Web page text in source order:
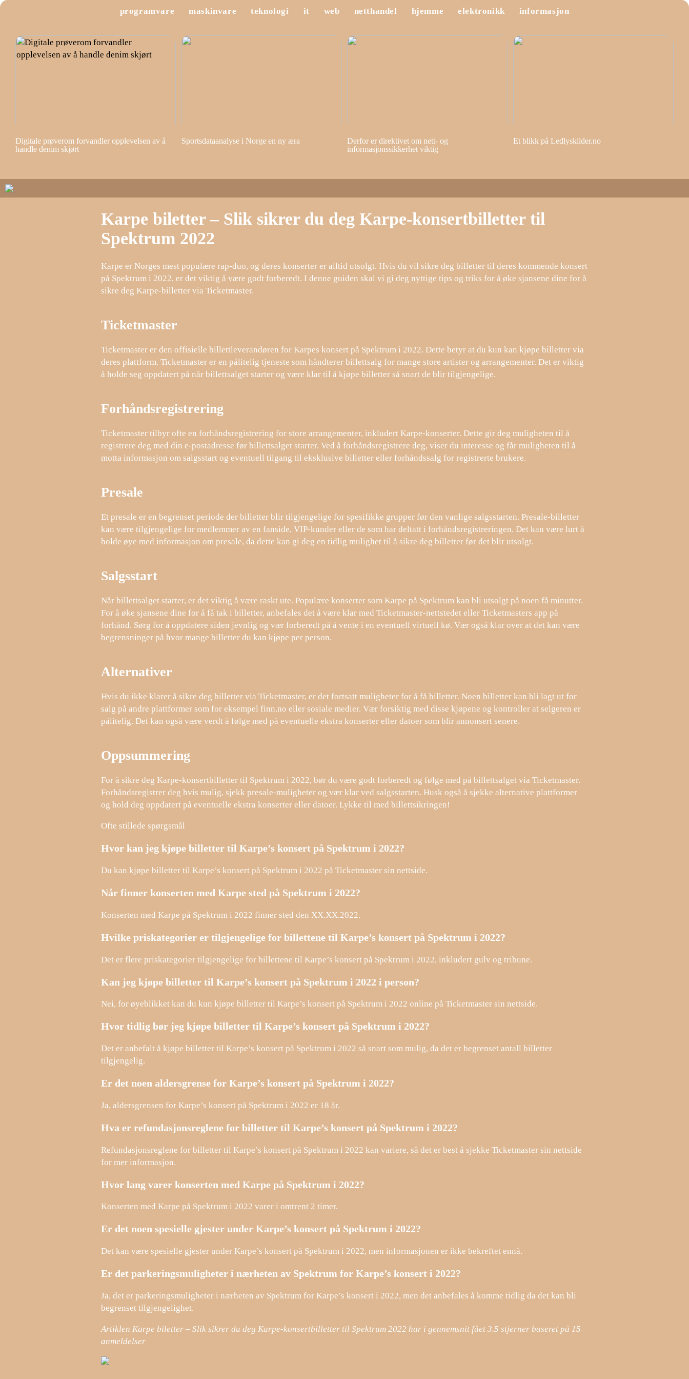
programvare maskinvare teknologi it web netthandel hjemme elektronikk informasjon
Digitale prøverom forvandler opplevelsen av å
handle denim skjørt
Sportsdataanalyse i Norge en ny æra
Derfor er direktivet om nett- og
informasjonssikkerhet viktig
Et blikk på Ledlyskilder.no
Karpe biletter – Slik sikrer du deg Karpe-konsertbilletter til
Spektrum 2022
Karpe er Norges mest populære rap-duo, og deres konserter er alltid utsolgt. Hvis du vil sikre deg billetter til deres kommende konsert
på Spektrum i 2022, er det viktig å være godt forberedt. I denne guiden skal vi gi deg nyttige tips og triks for å øke sjansene dine for å
sikre deg Karpe-billetter via Ticketmaster.
Ticketmaster
Ticketmaster er den offisielle billettleverandøren for Karpes konsert på Spektrum i 2022. Dette betyr at du kun kan kjøpe billetter via
deres plattform. Ticketmaster er en pålitelig tjeneste som håndterer billettsalg for mange store artister og arrangementer. Det er viktig
å holde seg oppdatert på når billettsalget starter og være klar til å kjøpe billetter så snart de blir tilgjengelige.
Forhåndsregistrering
Ticketmaster tilbyr ofte en forhåndsregistrering for store arrangementer, inkludert Karpe-konserter. Dette gir deg muligheten til å
registrere deg med din e-postadresse før billettsalget starter. Ved å forhåndsregistrere deg, viser du interesse og får muligheten til å
motta informasjon om salgsstart og eventuell tilgang til eksklusive billetter eller forhåndssalg for registrerte brukere.
Presale
Et presale er en begrenset periode der billetter blir tilgjengelige for spesifikke grupper før den vanlige salgsstarten. Presale-billetter
kan være tilgjengelige for medlemmer av en fanside, VIP-kunder eller de som har deltatt i forhåndsregistreringen. Det kan være lurt å
holde øye med informasjon om presale, da dette kan gi deg en tidlig mulighet til å sikre deg billetter før det blir utsolgt.
Salgsstart
Når billettsalget starter, er det viktig å være raskt ute. Populære konserter som Karpe på Spektrum kan bli utsolgt på noen få minutter.
For å øke sjansene dine for å få tak i billetter, anbefales det å være klar med Ticketmaster-nettstedet eller Ticketmasters app på
forhånd. Sørg for å oppdatere siden jevnlig og vær forberedt på å vente i en eventuell virtuell kø. Vær også klar over at det kan være
begrensninger på hvor mange billetter du kan kjøpe per person.
Alternativer
Hvis du ikke klarer å sikre deg billetter via Ticketmaster, er det fortsatt muligheter for å få billetter. Noen billetter kan bli lagt ut for
salg på andre plattformer som for eksempel finn.no eller sosiale medier. Vær forsiktig med disse kjøpene og kontroller at selgeren er
pålitelig. Det kan også være verdt å følge med på eventuelle ekstra konserter eller datoer som blir annonsert senere.
Oppsummering
For å sikre deg Karpe-konsertbilletter til Spektrum i 2022, bør du være godt forberedt og følge med på billettsalget via Ticketmaster.
Forhåndsregistrer deg hvis mulig, sjekk presale-muligheter og vær klar ved salgsstarten. Husk også å sjekke alternative plattformer
og hold deg oppdatert på eventuelle ekstra konserter eller datoer. Lykke til med billettsikringen!
Ofte stillede spørgsmål
Hvor kan jeg kjøpe billetter til Karpe’s konsert på Spektrum i 2022?
Du kan kjøpe billetter til Karpe’s konsert på Spektrum i 2022 på Ticketmaster sin nettside.
Når finner konserten med Karpe sted på Spektrum i 2022?
Konserten med Karpe på Spektrum i 2022 finner sted den XX.XX.2022.
Hvilke priskategorier er tilgjengelige for billettene til Karpe’s konsert på Spektrum i 2022?
Det er flere priskategorier tilgjengelige for billettene til Karpe’s konsert på Spektrum i 2022, inkludert gulv og tribune.
Kan jeg kjøpe billetter til Karpe’s konsert på Spektrum i 2022 i person?
Nei, for øyeblikket kan du kun kjøpe billetter til Karpe’s konsert på Spektrum i 2022 online på Ticketmaster sin nettside.
Hvor tidlig bør jeg kjøpe billetter til Karpe’s konsert på Spektrum i 2022?
Det er anbefalt å kjøpe billetter til Karpe’s konsert på Spektrum i 2022 så snart som mulig, da det er begrenset antall billetter
tilgjengelig.
Er det noen aldersgrense for Karpe’s konsert på Spektrum i 2022?
Ja, aldersgrensen for Karpe’s konsert på Spektrum i 2022 er 18 år.
Hva er refundasjonsreglene for billetter til Karpe’s konsert på Spektrum i 2022?
Refundasjonsreglene for billetter til Karpe’s konsert på Spektrum i 2022 kan variere, så det er best å sjekke Ticketmaster sin nettside
for mer informasjon.
Hvor lang varer konserten med Karpe på Spektrum i 2022?
Konserten med Karpe på Spektrum i 2022 varer i omtrent 2 timer.
Er det noen spesielle gjester under Karpe’s konsert på Spektrum i 2022?
Det kan være spesielle gjester under Karpe’s konsert på Spektrum i 2022, men informasjonen er ikke bekreftet ennå.
Er det parkeringsmuligheter i nærheten av Spektrum for Karpe’s konsert i 2022?
Ja, det er parkeringsmuligheter i nærheten av Spektrum for Karpe’s konsert i 2022, men det anbefales å komme tidlig da det kan bli
begrenset tilgjengelighet.
Artiklen Karpe biletter – Slik sikrer du deg Karpe-konsertbilletter til Spektrum 2022 har i gennemsnit fået 3.5 stjerner baseret på 15
anmeldelser